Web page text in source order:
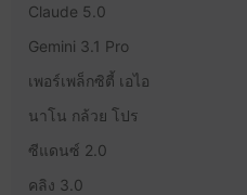
Claude 5.0
Gemini 3.1 Pro
เพอร์เพล็กซิตี้ เอไอ
นาโน กล้วย โปร
ซีแดนซ์ 2.0
คลิง 3.0